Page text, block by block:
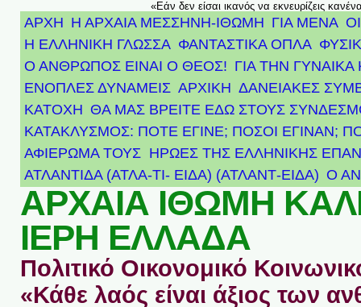
«Εάν δεν είσαι ικανός να εκνευρίζεις
ΑΡΧΗ Η ΑΡΧΑΙΑ ΜΕΣΣΗΝΗ-ΙΘΩΜΗ ΓΙΑ ΜΕΝΑ
Η ΕΛΛΗΝΙΚΗ ΓΛΩΣΣΑ ΦΑΝΤΑΣΤΙΚΑ ΟΠΛΑ
Ο ΑΝΘΡΩΠΟΣ ΕΙΝΑΙ Ο ΘΕΟΣ! ΓΙΑ ΤΗΝ ΓΥΝΑΙΚΑ
ΕΝΟΠΛΕΣ ΔΥΝΑΜΕΙΣ ΑΡΧΙΚΉ ΔΑΝΕΙΑΚΕΣ
ΚΑΤΟΧΗ ΘΑ ΜΑΣ ΒΡΕΙΤΕ ΕΔΩ ΣΤΟΥΣ
ΚΑΤΑΚΛΥΣΜΟΣ: ΠΟΤΕ ΕΓΙΝΕ; ΠΟΣΟΙ ΕΓΙΝΑΝ;
ΑΦΙΈΡΩΜΑ ΤΟΥΣ ΉΡΩΕΣ ΤΗΣ ΕΛΛΗΝΙΚΉΣ
ΑΤΛΑΝΤΊΔΑ (ΑΤΛΑ-ΤΙ- ΕΙΔΑ) (ΑΤΛΑΝΤ-ΕΙΔΑ) Ο
ΑΡΧΑΙΑ ΙΘΩΜΗ
ΙΕΡΗ ΕΛΛΑΔΑ
Πολιτικό Οικονομικό
«Κάθε λαός είναι άξιος των